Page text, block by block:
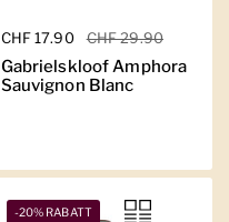
Regulärer Preis
CHF 17.90 Sale-Preis
CHF 29.90
Gabrielskloof Amphora
Sauvignon Blanc
-20% RABATT